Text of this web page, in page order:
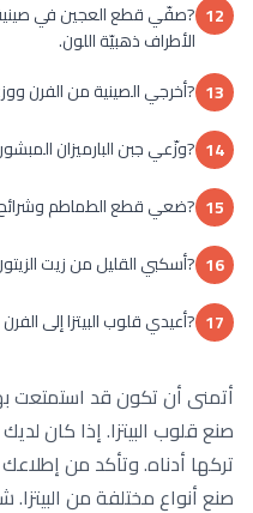
12 ?صفّي قطع العجين في صينية
الأطراف ذهبيّة اللون.
13 ?أخرجي الصينية من الفرن
14 ?وزّعي جبن البارميزان
15 ?ضعي قطع الطماطم وشرائح
16 ?أسكبي القليل من زيت
17 ?أعيدي قلوب البيتزا إلى
أتمنى أن تكون قد استمتعت
صنع قلوب البيتزا. إذا كان
تركها أدناه. وتأكد من
صنع أنواع مختلفة من البيتزا.